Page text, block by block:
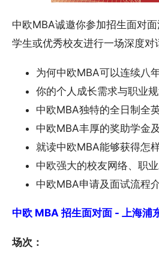
中欧MBA诚邀你参加招生面对
学生或优秀校友进行一场深度对
为何中欧MBA可以连续八
你的个人成长需求与职业
中欧MBA独特的全日制全
中欧MBA丰厚的奖助学金
就读中欧MBA能够获得怎
中欧强大的校友网络、职
中欧MBA申请及面试流程
中欧 MBA 招生面对面 - 上海
场次：